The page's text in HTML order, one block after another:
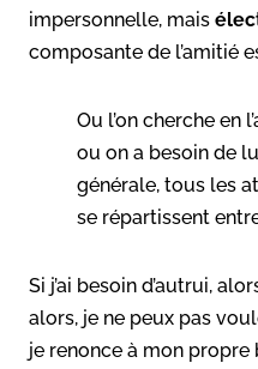
impersonnelle, mais
composante de l’amitié
Ou l’on cherche en
ou on a besoin de
générale, tous les
se répartissent
Si j’ai besoin d’autrui,
alors, je ne peux pas
je renonce à mon propre